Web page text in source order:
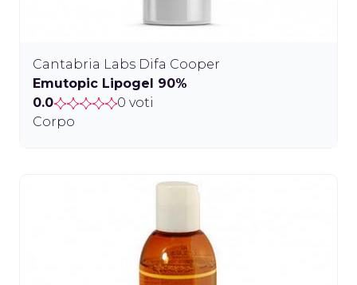
Cantabria Labs Difa Cooper
Emutopic Lipogel 90%
0.0
0 voti
Corpo